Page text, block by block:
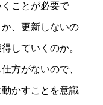
ことが必要で
、更新しないの
していくのか。
方がないので、
かすことを意識